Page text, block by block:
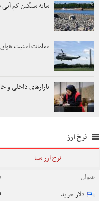
سایه سنگین کم آبی
مقامات امنیت
بازارهای داخلی
نرخ ارز
نرخ ارز سنا
عنوان
دلار خرید